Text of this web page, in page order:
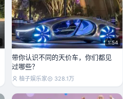
1:54
带你认识不同的天价车，你们都见
过哪些？
柚子娱乐家 328.1万